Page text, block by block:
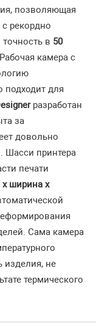
позволяющая
с рекордно
в 50
камера с
для
разработан
за
довольно
Шасси принтера
печати
х ширина х
Сама камера
изделия, не
термического